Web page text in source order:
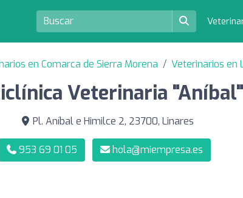
en Comarca de Sierra Morena Veterinarios en
Veterinaria "Aníbal"
Pl. Aníbal e Himilce 2, 23700, Linares
953 69 01 05 hola@miempresa.es